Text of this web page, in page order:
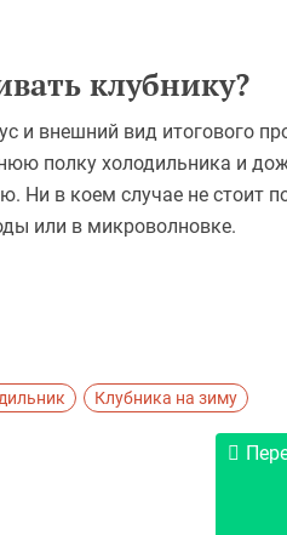
клубнику?
и внешний вид итогового
полку холодильника и
Ни в коем случае не стоит
или в микроволновке.
Клубника на зиму